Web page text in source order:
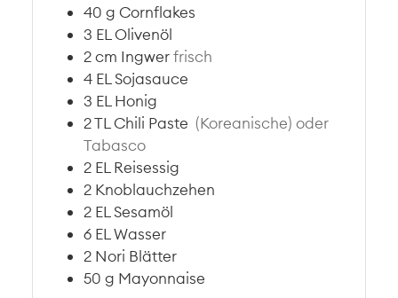
40 g Cornflakes
3 EL Olivenöl
2cm Ingwerfrisch
4 EL Sojasauce
3 EL Honig
2TL Chili Paste (Koreanische) oder
Tabasco
2 EL Reisessig
2 Knoblauchzehen
2 EL Sesamöl
6 EL Wasser
2 Nori Blätter
50 g Mayonnaise